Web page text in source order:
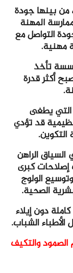
من بينها جودة
المهنة
التواصل مع
مهنية.
تأخذ
أكثر قدرة
يطغى
قد تؤدي
الراهن
إصلاحات كبرى
الولوج
الصحية.
دون إيلاء
الشباب.
والتكيف